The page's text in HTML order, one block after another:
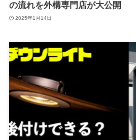
の流れを外構専門店が大公開
2025年1月14日